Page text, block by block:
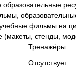
образовательные
фильмы на
(макеты, стенды,
Тренажёры.
Отсутствует